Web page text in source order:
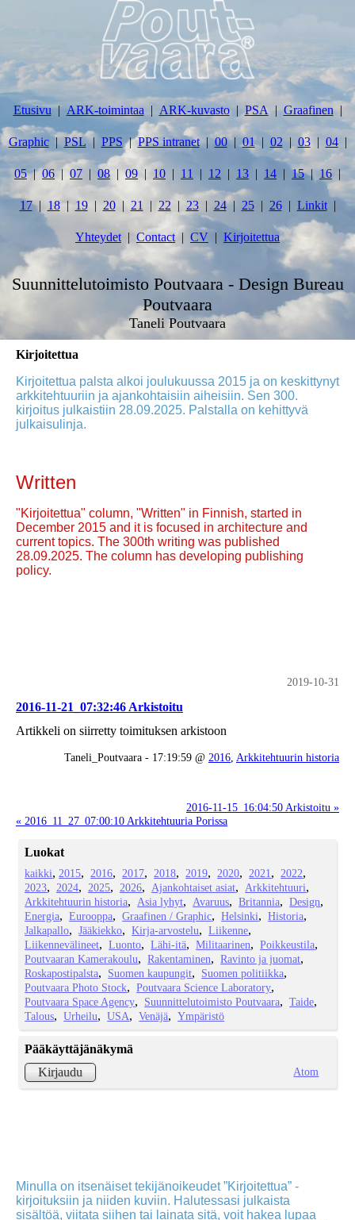
Etusivu ARK-toimintaa ARK-kuvasto PSA Graafinen
Graphic PSL PPS PPS intranet 00 01 02 03 04
05 06 07 08 09 10 11 12 13 14 15 16
17 18 19 20 21 22 23 24 25 26 Linkit
Yhteydet Contact CV Kirjoitettua
Suunnittelutoimisto Poutvaara - Design Bureau
Poutvaara
Taneli Poutvaara
Kirjoitettua
Kirjoitettua palsta alkoi joulukuussa 2015 ja on keskittynyt
arkkitehtuuriin ja ajankohtaisiin aiheisiin. Sen 300.
kirjoitus julkaistiin 28.09.2025. Palstalla on kehittyvä
julkaisulinja.
Written
"Kirjoitettua" column, "Written" in Finnish, started in
December 2015 and it is focused in architecture and
current topics. The 300th writing was published
28.09.2025. The column has developing publishing
policy.
2019-10-31
2016-11-21_07:32:46 Arkistoitu
Artikkeli on siirretty toimituksen arkistoon
Taneli_Poutvaara - 17:19:59 @ 2016 Arkkitehtuurin historia
2016-11-15_16:04:50 Arkistoitu »
« 2016_11_27_07:00:10 Arkkitehtuuria Porissa
Luokat
kaikki 2015 2016 2017 2018 2019 2020 2021
2022
2023
2024 2025 2026 Ajankohtaiset asiat
Arkkitehtuuri
Arkkitehtuurin historia
Asia lyhyt Avaruus Britannia
Design
Energia
Eurooppa Graafinen / Graphic Helsinki
Historia
Jalkapallo
Jääkiekko Kirja-arvostelu
Liikenne
Liikennevälineet
Luonto Lähi-itä Militaarinen
Poikkeustila
Poutvaaran Kamerakoulu
Rakentaminen
Ravinto ja juomat
Roskapostipalsta
Suomen kaupungit
Suomen politiikka
Poutvaara Photo Stock
Poutvaara Science Laboratory
Poutvaara Space Agency
Suunnittelutoimisto Poutvaara
Taide
Talous
Urheilu USA Venäjä Ympäristö
Pääkäyttäjänäkymä
Kirjaudu
Atom
Minulla on itsenäiset tekijänoikeudet ”Kirjoitettua” -
kirjoituksiin ja niiden kuviin. Halutessasi julkaista
sisältöä, viitata siihen tai lainata sitä, voit hakea lupaa